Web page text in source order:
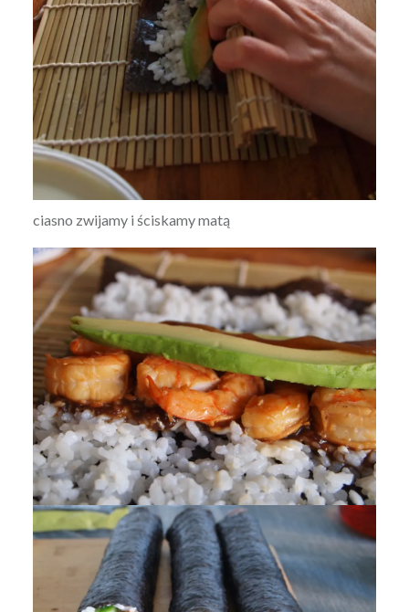
ciasno zwijamy i ściskamy matą